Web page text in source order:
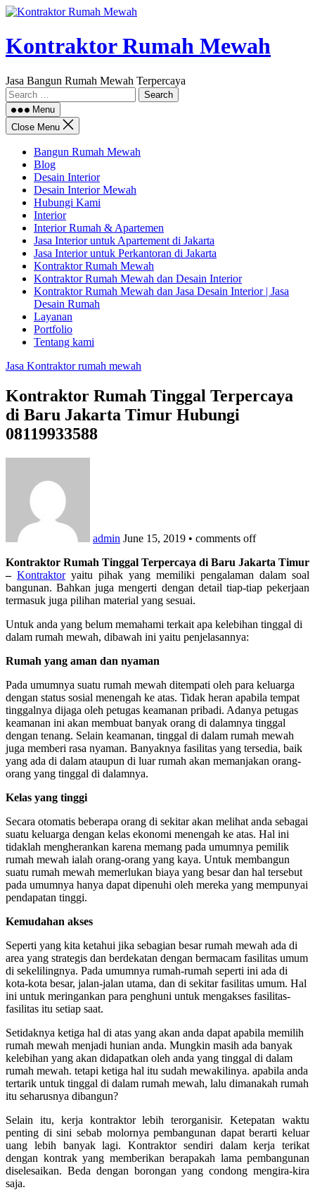
Skip
content
Kontraktor Rumah Mewah
Jasa Bangun Rumah Mewah Terpercaya
Search
for:
Menu
Close Menu
Bangun Rumah Mewah
Blog
Desain Interior
Desain Interior Mewah
Hubungi Kami
Interior
Interior Rumah & Apartemen
Jasa Interior untuk Apartement di Jakarta
Jasa Interior untuk Perkantoran di Jakarta
Kontraktor Rumah Mewah
Kontraktor Rumah Mewah dan Desain Interior
Kontraktor Rumah Mewah dan Jasa Desain Interior | Jasa
Desain Rumah
Layanan
Portfolio
Tentang kami
Jasa Kontraktor rumah mewah
Kontraktor Rumah Tinggal Terpercaya
di Baru Jakarta Timur Hubungi
08119933588
admin June 15, 2019 • comments off
Kontraktor Rumah Tinggal Terpercaya di Baru Jakarta Timur
– Kontraktoryaitu pihak yang memiliki pengalaman dalam soal
bangunan. Bahkan juga mengerti dengan detail tiap-tiap pekerjaan
termasuk juga pilihan material yang sesuai.
Untuk anda yang belum memahami terkait apa kelebihan tinggal di
dalam rumah mewah, dibawah ini yaitu penjelasannya:
Rumah yang aman dan nyaman
Pada umumnya suatu rumah mewah ditempati oleh para keluarga
dengan status sosial menengah ke atas. Tidak heran apabila tempat
tinggalnya dijaga oleh petugas keamanan pribadi. Adanya petugas
keamanan ini akan membuat banyak orang di dalamnya tinggal
dengan tenang. Selain keamanan, tinggal di dalam rumah mewah
juga memberi rasa nyaman. Banyaknya fasilitas yang tersedia, baik
yang ada di dalam ataupun di luar rumah akan memanjakan orang-
orang yang tinggal di dalamnya.
Kelas yang tinggi
Secara otomatis beberapa orang di sekitar akan melihat anda sebagai
suatu keluarga dengan kelas ekonomi menengah ke atas. Hal ini
tidaklah mengherankan karena memang pada umumnya pemilik
rumah mewah ialah orang-orang yang kaya. Untuk membangun
suatu rumah mewah memerlukan biaya yang besar dan hal tersebut
pada umumnya hanya dapat dipenuhi oleh mereka yang mempunyai
pendapatan tinggi.
Kemudahan akses
Seperti yang kita ketahui jika sebagian besar rumah mewah ada di
area yang strategis dan berdekatan dengan bermacam fasilitas umum
di sekelilingnya. Pada umumnya rumah-rumah seperti ini ada di
kota-kota besar, jalan-jalan utama, dan di sekitar fasilitas umum. Hal
ini untuk meringankan para penghuni untuk mengakses fasilitas-
fasilitas itu setiap saat.
Setidaknya ketiga hal di atas yang akan anda dapat apabila memilih
rumah mewah menjadi hunian anda. Mungkin masih ada banyak
kelebihan yang akan didapatkan oleh anda yang tinggal di dalam
rumah mewah. tetapi ketiga hal itu sudah mewakilinya. apabila anda
tertarik untuk tinggal di dalam rumah mewah, lalu dimanakah rumah
itu seharusnya dibangun?
Selain itu, kerja kontraktor lebih terorganisir.Ketepatan waktu
penting di sini sebab molornya pembangunan dapat berarti keluar
uang lebih banyak lagi. Kontraktor sendiri dalam kerja terikat
dengan kontrak yang memberikan berapakah lama pembangunan
diselesaikan. Beda dengan borongan yang condong mengira-kira
saja.